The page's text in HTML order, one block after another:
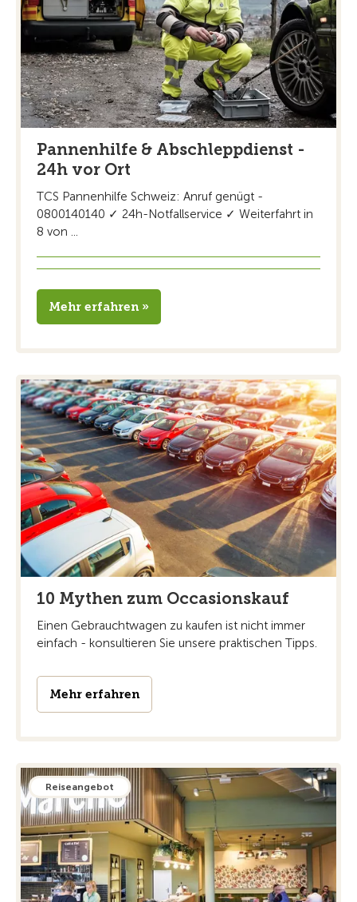
Pannenhilfe & Abschleppdienst -
24h vor Ort
TCS Pannenhilfe Schweiz: Anruf genügt -
0800140140 ✓ 24h-Notfallservice ✓ Weiterfahrt in
8 von ...
Mehr erfahren »
10 Mythen zum Occasionskauf
Einen Gebrauchtwagen zu kaufen ist nicht immer
einfach - konsultieren Sie unsere praktischen Tipps.
Mehr erfahren
Reiseangebot